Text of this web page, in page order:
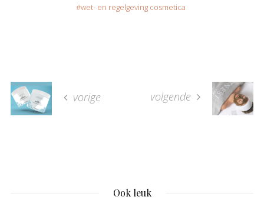
wet- en regelgeving cosmetica
vorige volgende
Ook leuk